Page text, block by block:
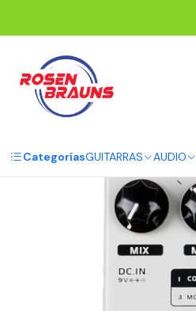
CategoríasGUITARRAS AUDIO